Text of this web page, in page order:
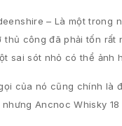
– Là một trong
công đã phải tốn rất
sai sót nhỏ có thể ảnh
của nó cũng chính là
Ancnoc Whisky